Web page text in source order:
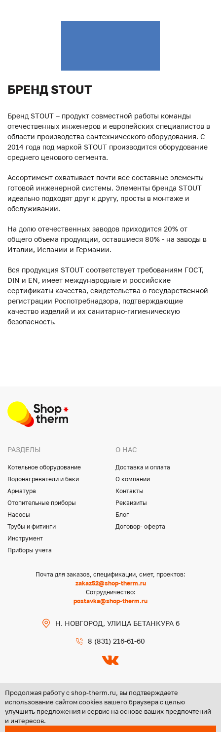
БРЕНД STOUT
Бренд STOUT – продукт совместной работы команды
отечественных инженеров и европейских специалистов в
области производства сантехнического оборудования. С
2014 года под маркой STOUT производится оборудование
среднего ценового сегмента.
Ассортимент охватывает почти все составные элементы
готовой инженерной системы. Элементы бренда STOUT
идеально подходят друг к другу, просты в монтаже и
обслуживании.
На долю отечественных заводов приходится 20% от
общего объема продукции, оставшиеся 80% - на заводы в
Италии, Испании и Германии.
Вся продукция STOUT соответствует требованиям ГОСТ,
DIN и EN, имеет международные и российские
сертификаты качества, свидетельства о государственной
регистрации Роспотребнадзора, подтверждающие
качество изделий и их санитарно-гигиеническую
безопасность.
РАЗДЕЛЫ
Котельное оборудование
Водонагреватели и баки
Арматура
Отопительные приборы
Насосы
Трубы и фитинги
Инструмент
Приборы учета
О НАС
Доставка и оплата
О компании
Контакты
Реквизиты
Блог
Договор- оферта
Почта для заказов, спецификации, смет, проектов:
zakaz52@shop-therm.ru
Сотрудничество:
postavka@shop-therm.ru
Н. НОВГОРОД, УЛИЦА БЕТАНКУРА 6
8 (831) 216-61-60
Copyright @ 2026 ООО «ЦЕНТР ГРУПП НН»
Политика конфиденциальности
Продолжая работу с shop-therm.ru, вы подтверждаете
использование сайтом cookies вашего браузера с целью
улучшить предложения и сервис на основе ваших предпочтений
и интересов.